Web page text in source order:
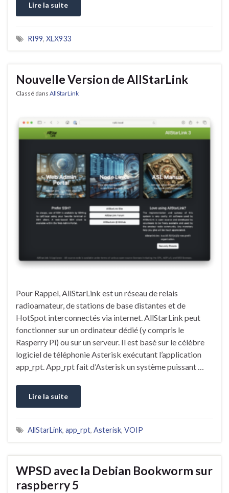
Lire la suite
RI99, XLX933
Nouvelle Version de AllStarLink
Classé dans AllStarLink
Pour Rappel, AllStarLink est un réseau de relais
radioamateur, de stations de base distantes et de
HotSpot interconnectés via internet. AllStarLink peut
fonctionner sur un ordinateur dédié (y compris le
Rasperry Pi) ou sur un serveur. Il est basé sur le célèbre
logiciel de téléphonie Asterisk exécutant l’application
app_rpt. App_rpt fait d’Asterisk un système puissant …
Lire la suite
AllStarLink, app_rpt, Asterisk, VOIP
WPSD avec la Debian Bookworm sur
raspberry 5